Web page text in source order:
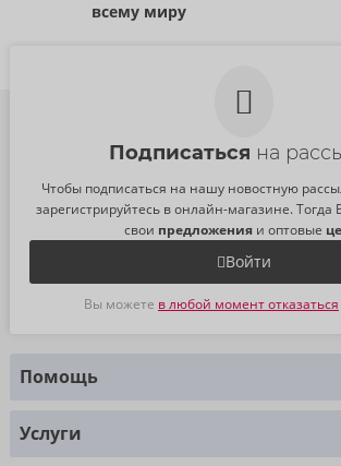
всему миру
Подписаться на
Чтобы подписаться на нашу новостную
зарегистрируйтесь в онлайн-магазине. Тогда
свои предложенияи оптовые
Войти
Вы можете в любой момент отказаться
Помощь
Услуги